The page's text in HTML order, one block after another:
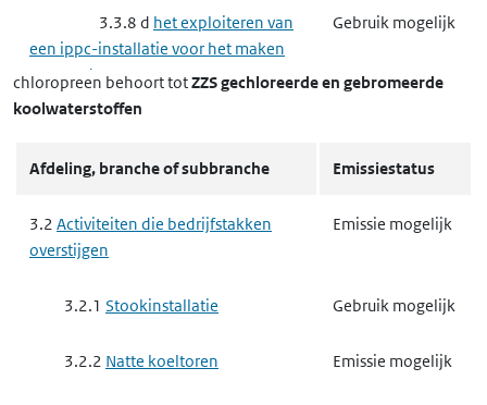
3.3.8 d het exploiteren van
een ippc-installatie voor het maken
van producten voor
gewasbescherming of van biociden
Gebruik mogelijk
houtindustrie en textielindustrie
3.3.9 ahet exploiteren van
een ippc-installatie voor het maken
oriented strand board, spaanplaat of
Gebruik mogelijk
chloropreen behoort totZZS gechloreerde en gebromeerde
koolwaterstoffen
Afdeling, branche of subbranche Emissiestatus
3.2 Activiteiten die bedrijfstakken
overstijgen
Emissie mogelijk
3.2.1 Stookinstallatie Gebruik mogelijk
3.2.2 Natte koeltoren Emissie mogelijk